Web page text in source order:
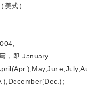
式）
，即 January